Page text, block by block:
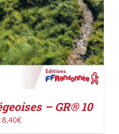
– GR® 10
€